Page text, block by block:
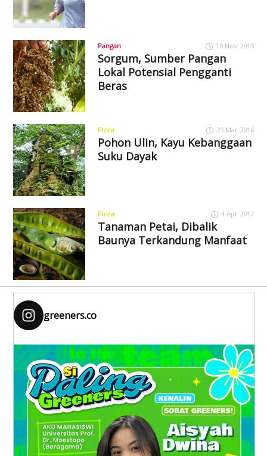
Pangan 10 Nov 2015
Sorgum, Sumber Pangan
Lokal Potensial Pengganti
Beras
Flora 23 Mar 2018
Pohon Ulin, Kayu Kebanggaan
Suku Dayak
Flora 4 Apr 2017
Tanaman Petai, Dibalik
Baunya Terkandung Manfaat
greeners.co